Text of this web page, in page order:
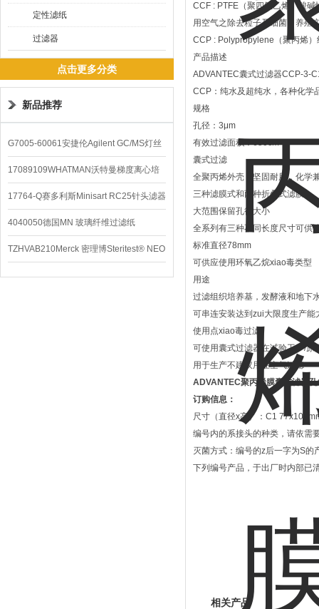
定性滤纸
过滤器
点击更多分类
新品推荐
G7005-60061安捷伦Agilent GC/MS灯丝
配件
17089109WHATMAN沃特曼梯度离心培
养基
17764-Q赛多利斯Minisart RC25针头滤器
4040050德国MN 玻璃纤维过滤纸
TZHVAB210Merck 密理博Steritest® NEO
设备
CCF : PTFE（聚四氟乙烯）酸
用空气之除去粒子及细菌、养殖
CCP : Polypropylene（聚丙烯
产品描述
ADVANTEC囊式过滤器CCP-3-
CCP：纯水及超纯水，各种化学
规格
孔径：3μm
有效过滤面积：650cm²
囊式过滤
全聚丙烯外壳，坚固耐用，化学
三种滤膜式和两种折叠式滤膜
大范围保留孔径大小
全系列有三种不同长度尺寸可供
标准直径78mm
可供应使用环氧乙烷xiao毒类型
用途
过滤组织培养基，发酵液和地下
可串连安装达到zui大限度生产能
使用点xiao毒过滤
可使用囊式过滤器在试验工厂/
用于生产不建议用在空气过滤
ADVANTEC聚丙烯膜囊式滤器
订购信息：
尺寸（直径x高）：C1
编号内的系接头的种类，请依需
灭菌方式：编号的z后一字为S的
下列编号产品，于出厂时内部已
相关产品